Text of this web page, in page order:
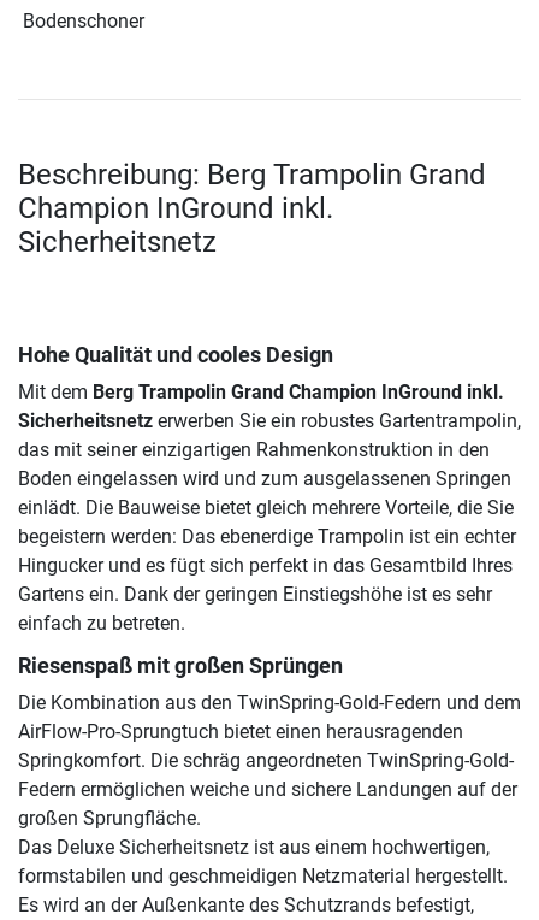
Bodenschoner
Beschreibung: Berg Trampolin Grand
Champion InGround inkl.
Sicherheitsnetz
Hohe Qualität und cooles Design
Mit dem Berg Trampolin Grand Champion InGround inkl.
Sicherheitsnetz erwerben Sie ein robustes Gartentrampolin,
das mit seiner einzigartigen Rahmenkonstruktion in den
Boden eingelassen wird und zum ausgelassenen Springen
einlädt. Die Bauweise bietet gleich mehrere Vorteile, die Sie
begeistern werden: Das ebenerdige Trampolin ist ein echter
Hingucker und es fügt sich perfekt in das Gesamtbild Ihres
Gartens ein. Dank der geringen Einstiegshöhe ist es sehr
einfach zu betreten.
Riesenspaß mit großen Sprüngen
Die Kombination aus den TwinSpring-Gold-Federn und dem
AirFlow-Pro-Sprungtuch bietet einen herausragenden
Springkomfort. Die schräg angeordneten TwinSpring-Gold-
Federn ermöglichen weiche und sichere Landungen auf der
großen Sprungfläche.
Das Deluxe Sicherheitsnetz ist aus einem hochwertigen,
formstabilen und geschmeidigen Netzmaterial hergestellt.
Es wird an der Außenkante des Schutzrands befestigt,